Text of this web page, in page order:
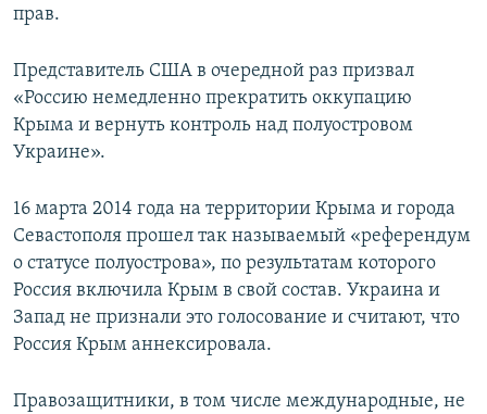
прав.
Представитель США в очередной раз призвал
«Россию немедленно прекратить оккупацию
Крыма и вернуть контроль над полуостровом
Украине».
16 марта 2014 года на территории Крыма и города
Севастополя прошел так называемый «референдум
о статусе полуострова», по результатам которого
Россия включила Крым в свой состав. Украина и
Запад не признали это голосование и считают, что
Россия Крым аннексировала.
Правозащитники, в том числе международные, не